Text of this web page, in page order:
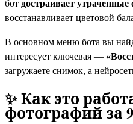
бот достраивает
восстанавливает цветовой
В основном меню бота вы
интересует ключевая —
загружаете снимок, а
✨ Как это
фотографий за